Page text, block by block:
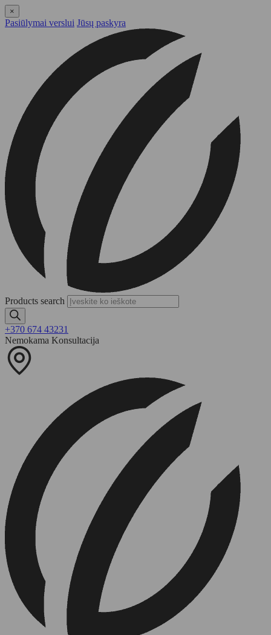
×
Pasiūlymai verslui Jūsų paskyra
Products search
+370 674 43231
Nemokama Konsultacija